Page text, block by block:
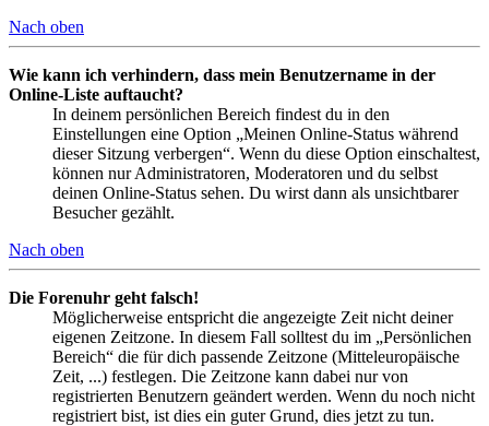
Nach oben
Wie kann ich verhindern, dass mein Benutzername in der
Online-Liste auftaucht?
In deinem persönlichen Bereich findest du in den
Einstellungen eine Option „Meinen Online-Status während
dieser Sitzung verbergen“. Wenn du diese Option einschaltest,
können nur Administratoren, Moderatoren und du selbst
deinen Online-Status sehen. Du wirst dann als unsichtbarer
Besucher gezählt.
Nach oben
Die Forenuhr geht falsch!
Möglicherweise entspricht die angezeigte Zeit nicht deiner
eigenen Zeitzone. In diesem Fall solltest du im „Persönlichen
Bereich“ die für dich passende Zeitzone (Mitteleuropäische
Zeit, ...) festlegen. Die Zeitzone kann dabei nur von
registrierten Benutzern geändert werden. Wenn du noch nicht
registriert bist, ist dies ein guter Grund, dies jetzt zu tun.